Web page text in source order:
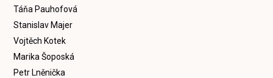
Táňa Pauhofová
Stanislav Majer
Vojtěch Kotek
Marika Šoposká
Petr Lněnička